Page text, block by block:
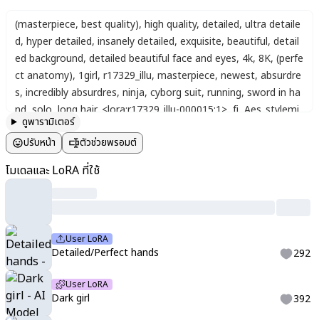
(masterpiece, best quality), high quality, detailed, ultra detaile
d, hyper detailed, insanely detailed, exquisite, beautiful, detail
ed background, detailed beautiful face and eyes, 4k, 8K, (perfe
ct anatomy), 1girl, r17329_illu, masterpiece, newest, absurdre
s, incredibly absurdres, ninja, cyborg suit, running, sword in ha
nd solo long hair, <lora:r17329_illu-000015:1> fi Aes_stylemi
x ,oni mask,cyborg suit
ดูพารามิเตอร์
ปรับหน้า
ตัวช่วยพรอมต์
โมเดลและ LoRA ที่ใช้
User LoRA
Detailed/Perfect hands 292
User LoRA
Dark girl 392